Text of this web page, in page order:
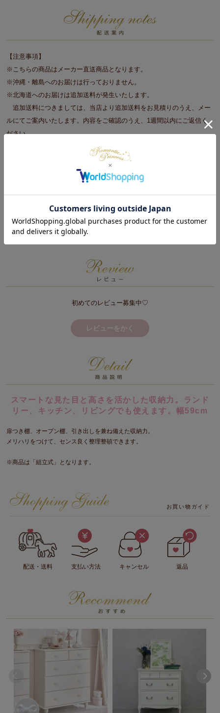
【注意事項】
※こちらの商品はメーカー直送商品となります。
※沖縄・離島へのお届けは行っておりません。
※北海道へのお届けは追加送料が発生いたします。
追加送料につきましては、当店より追加送料をお見積りのうえ、メー
ルにてご案内いたします。内容をご確認のうえ、1週間以内にご返信く
ださい。
■大型商品をご注文の際の注意事項
※商品のサイズや重さ等を目安に玄関口（エレベータ）で搬入が可能か
事前に確認をお願いします。
※日時指定不可
初めてのレビュー募集中♡
レビューをかく
スマートな見た目と高さを活かした収納力。ランド
リー、キッチン、リビングでも使えます。幅59cm
扉つき棚、オープン棚、引き出しを兼ね備えた収納力。
メリハリをつけて、センス良く整理整頓できます。
※商品は「組立式」となります。
お買い物ガイド
配送・送料 支払い方法 キャンセル 返品